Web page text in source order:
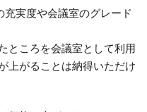
実度や会議室のグレード
ところを会議室として利用
上がることは納得いただけ